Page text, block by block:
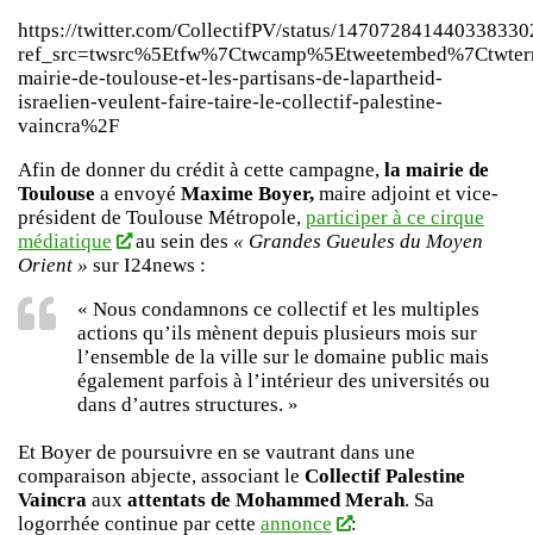
https://twitter.com/CollectifPV/status/
mairie-de-toulouse-et-les-partisans-de-lapartheid-
israelien-veulent-faire-taire-le-collectif-palestine-
vaincra%2F
Afin de donner du crédit à cette campagne, la mairie de
Toulouse a envoyé Maxime Boyer, maire adjoint et vice-
président de Toulouse Métropole, participer à ce cirque
médiatique
au sein des « Grandes Gueules du Moyen
Orient » sur I24news :
« Nous condamnons ce collectif et les multiples
actions qu’ils mènent depuis plusieurs mois sur
l’ensemble de la ville sur le domaine public mais
également parfois à l’intérieur des universités ou
dans d’autres structures. »
Et Boyer de poursuivre en se vautrant dans une
comparaison abjecte, associant le Collectif Palestine
Vaincra aux attentats de Mohammed Merah. Sa
logorrhée continue par cette annonce
: